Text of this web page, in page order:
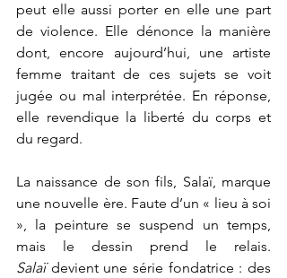
peut elle aussi porter en elle une part
de violence. Elle dénonce la manière
dont, encore aujourd’hui, une artiste
femme traitant de ces sujets se voit
jugée ou mal interprétée. En réponse,
elle revendique la liberté du corps et
du regard.
La naissance de son fils, Salaï, marque
une nouvelle ère. Faute d’un « lieu à soi
», la peinture se suspend un temps,
Salaï devient une série fondatrice : des